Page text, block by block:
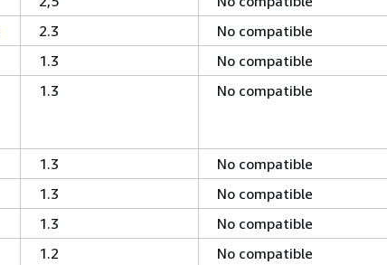
2.3
No compatible
1.3
No compatible
1.3 No compatible
1.3
No compatible
1.3
No compatible
1.3
No compatible
1.2 No compatible